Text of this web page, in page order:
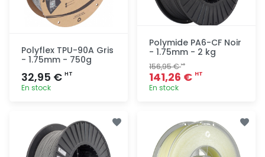
Polyflex TPU-90A Gris
- 1.75mm - 750g
32,95 € HT
En stock
rapide
Polymide PA6-CF Noir
- 1.75mm - 2 kg
156,95 €HT
141,26 € HT
En stock
rapide